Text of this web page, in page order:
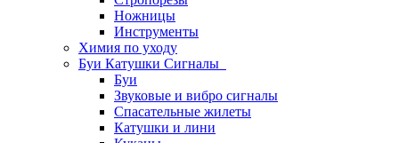
Ножницы
Инструменты
Химия по уходу
Буи Катушки Сигналы
Буи
Звуковые и вибро сигналы
Спасательные жилеты
Катушки и лини